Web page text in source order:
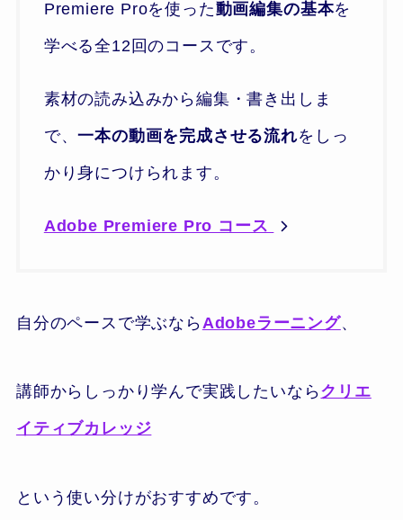
Premiere Proを使った動画編集の基本を
学べる全12回のコースです。
素材の読み込みから編集・書き出しま
で、一本の動画を完成させる流れをしっ
かり身につけられます。
Adobe Premiere Pro コース
自分のペースで学ぶなら Adobeラーニング、
講師からしっかり学んで実践したいならクリエ
イティブカレッジ
という使い分けがおすすめです。